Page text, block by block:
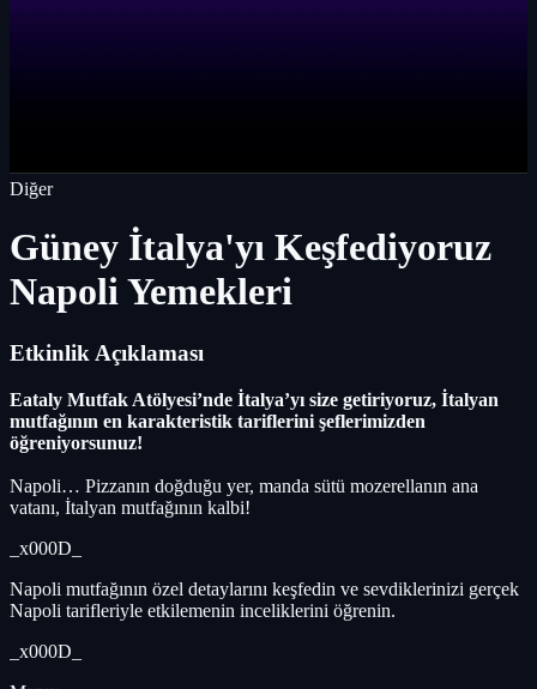
Diğer
Güney İtalya'yı Keşfediyoruz
Napoli Yemekleri
Etkinlik Açıklaması
Eataly Mutfak Atölyesi’nde İtalya’yı size getiriyoruz, İtalyan
mutfağının en karakteristik tariflerini şeflerimizden
öğreniyorsunuz!
Napoli… Pizzanın doğduğu yer, manda sütü mozerellanın ana
vatanı, İtalyan mutfağının kalbi!
_x000D_
Napoli mutfağının özel detaylarını keşfedin ve sevdiklerinizi gerçek
Napoli tarifleriyle etkilemenin inceliklerini öğrenin.
_x000D_